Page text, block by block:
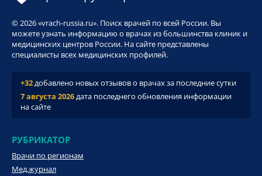
© 2026 «vrach-russia.ru». Поиск врачей по всей России. Вы
можете узнать информацию о врачах из большинства клиник и
медицинских центров России. На сайте представлены
специалисты всех медицинских профилей.
+32добавлено новых отзывов о врачах за последние сутки
7 августа 2026дата последнего обновления информации
на сайте
РУБРИКАТОР
Врачи по регионам
Мед.журнал